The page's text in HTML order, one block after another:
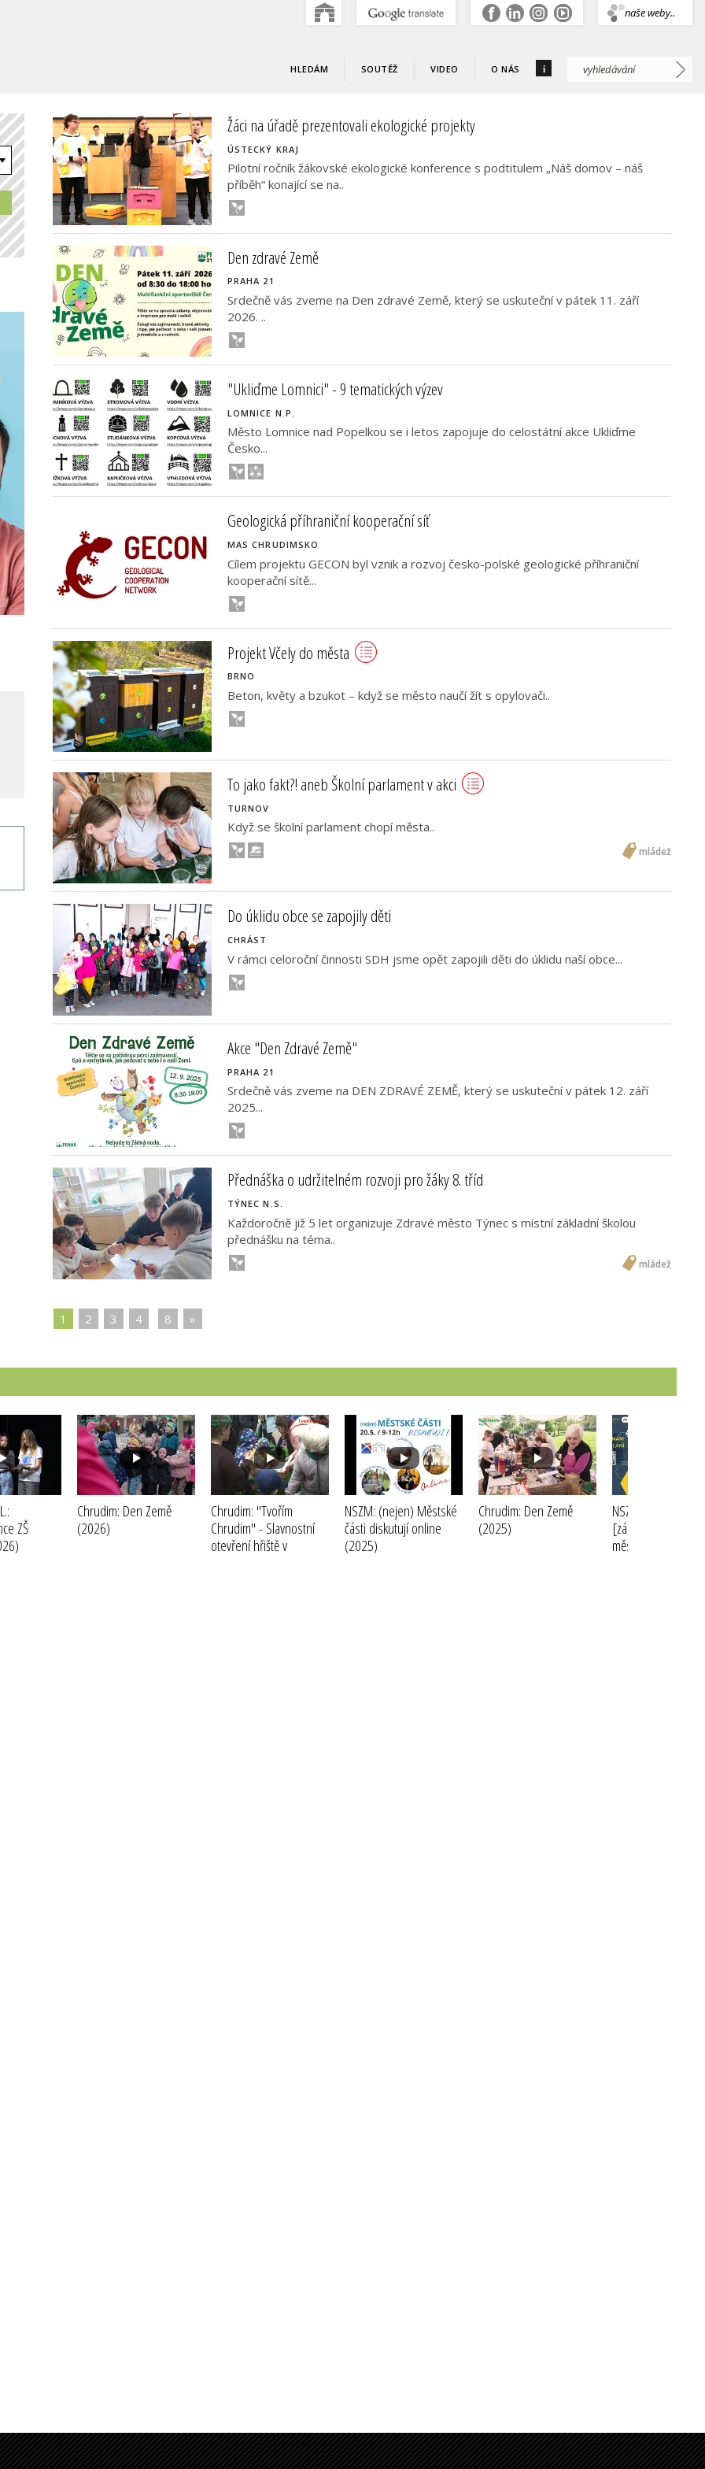
naše weby..
.
HLEDÁM SOUTĚŽ VIDEO O NÁS i
Žáci na úřadě prezentovali ekologické projekty
ÚSTECKÝ KRAJ
Pilotní ročník žákovské ekologické konference s podtitulem „Náš domov – náš
příběh“ konající se na..
Den zdravé Země
PRAHA 21
Srdečně vás zveme na Den zdravé Země, který se uskuteční v pátek 11. září
2026. ..
"Ukliďme Lomnici" - 9 tematických výzev
LOMNICE N.P.
Město Lomnice nad Popelkou se i letos zapojuje do celostátní akce Ukliďme
Česko...
Geologická příhraniční kooperační síť
MAS CHRUDIMSKO
Cílem projektu GECON byl vznik a rozvoj česko-polské geologické příhraniční
kooperační sítě...
Projekt Včely do města
BRNO
Beton, květy a bzukot – když se město naučí žít s opylovači..
To jako fakt?! aneb Školní parlament v akci
TURNOV
Když se školní parlament chopí města..
mládež
Do úklidu obce se zapojily děti
CHRÁST
V rámci celoroční činnosti SDH jsme opět zapojili děti do úklidu naší obce...
Akce "Den Zdravé Země"
PRAHA 21
Srdečně vás zveme na DEN ZDRAVÉ ZEMĚ, který se uskuteční v pátek 12. září
2025...
Přednáška o udržitelném rozvoji pro žáky 8. tříd
TÝNEC N.S.
Každoročně již 5 let organizuje Zdravé město Týnec s místní základní školou
přednášku na téma..
mládež
1 2 3 4 8 »
ZŠ
Chrudim: Den Země
(2026)
Chrudim: "Tvořím
Chrudim" - Slavnostní
otevření hřiště v
NSZM: (nejen) Městské
části diskutují online
(2025)
Chrudim: Den Země
(2025)
NSZM, MZd, Brno:
[záznam2]
města: PRAXE